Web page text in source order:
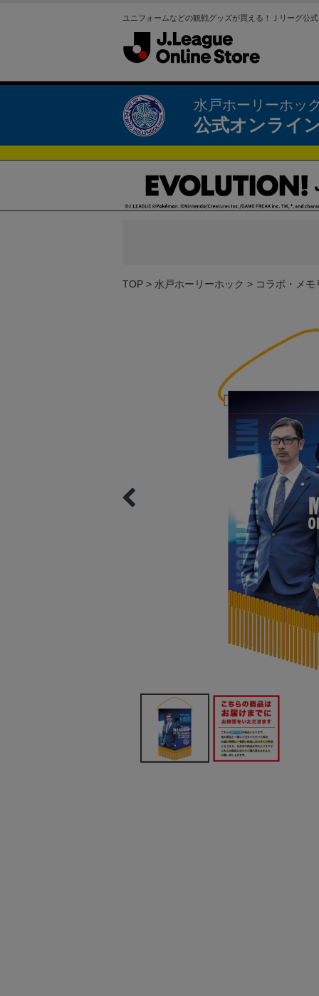
ユニフォームなどの観戦グッズが買える！Ｊリーグ公
水戸ホーリーホック
公式オンライ
TOP 水戸ホーリーホック コラボ・メ